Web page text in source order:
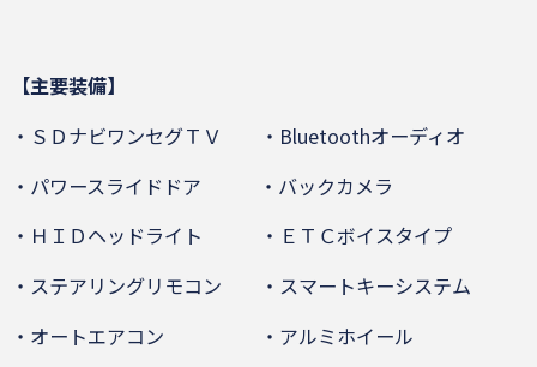
【主要装備】
・ＳＤナビワンセグＴＶ ・Bluetoothオーディオ
・パワースライドドア ・バックカメラ
・ＨＩＤヘッドライト ・ＥＴＣボイスタイプ
・ステアリングリモコン ・スマートキーシステム
・オートエアコン ・アルミホイール